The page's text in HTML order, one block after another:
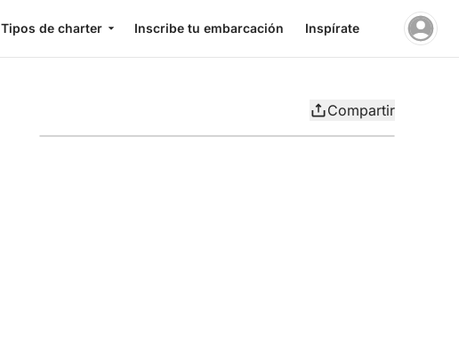
Tipos de charter Inscribe tu embarcación Inspírate
Compartir